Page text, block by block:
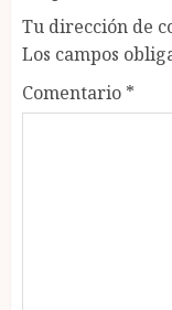
Tu dirección de
Los campos
Comentario *